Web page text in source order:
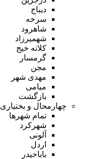
دیباج
سرخه
شاهرود
شهمیرزاد
کلاته خیج
گرمسار
مجن
مهدی شهر
میامی
بازگشت
چهارمحال و بختیاری
تمام شهر‌ها
شهرکرد
آلونی
اردل
باباحیدر